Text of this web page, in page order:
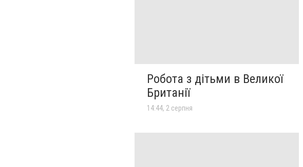
Робота з дітьми в Великої
Британії
14:44, 2 серпня